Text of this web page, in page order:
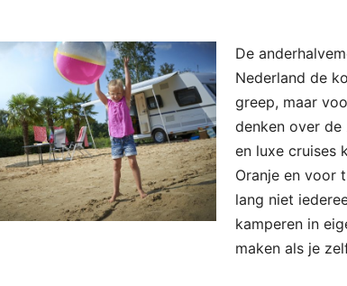
De
Nederland de
greep, maar
denken over de
en luxe cruises
Oranje en voor
lang niet
kamperen in
maken als je